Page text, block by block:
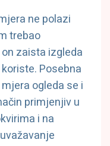
ne polazi
trebao
zaista izgleda
Posebna
ogleda se i
primjenjiv u
i na